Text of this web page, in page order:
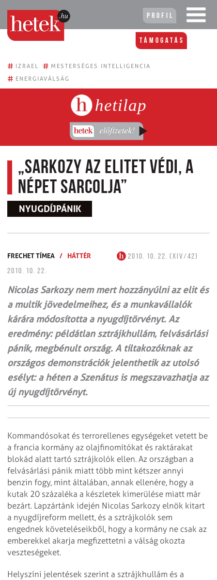
Profil
Támogatás
# IZRAEL # MESTERSÉGES INTELLIGENCIA
# ENERGIAVÁLSÁG
hetilap
„Sarkozy az elitet védi, a
népet sarcolja”
NYUGDÍJPÁNIK
FRECHET TÍMEA / HÁTTÉR
2010. 10. 22. (XIV/42)
2010. 10. 22.
Nicolas Sarkozy nem mert hozzányúlni az elit és
a multik jövedelmeihez, és a munkavállalók
kárára módosította a nyugdíjtörvényt. Az
eredmény: példátlan sztrájkhullám, felvásárlási
pánik, megbénult ország. A tiltakozóknak az
országos demonstrációk jelenthetik az utolsó
esélyt: a héten a Szenátus is megszavazhatja az
új nyugdíjtörvényt.
Kommandósokat és terrorellenes egységeket vetett be
a francia kormány az olajfinomítókat és raktárakat
blokád alatt tartó sztrájkolók ellen. Az országban a
felvásárlási pánik miatt több mint kétszer annyi
benzin fogy, mint általában, annak ellenére, hogy a
kutak 20 százaléka a készletek kimerülése miatt már
bezárt. Lapzártánk idején Nicolas Sarkozy elnök kitart
a nyugdíjreform mellett, és a sztrájkolók sem
engednek követeléseikből, hogy a kormány ne csak az
emberekkel akarja megfizettetni a válság okozta
veszteségeket.
Helyszíni jelentések szerint a sztrájkhullám és a